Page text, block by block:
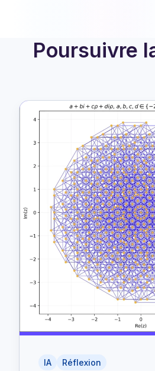
Poursuivre
IA Réflexion